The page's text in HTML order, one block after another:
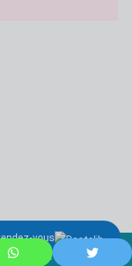
vous
de parent